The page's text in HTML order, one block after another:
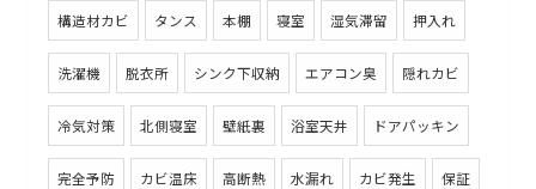
構造材カビ タンス 本棚 寝室 湿気滞留 押入れ
洗濯機 脱衣所 シンク下収納 エアコン臭 隠れカビ
冷気対策 北側寝室 壁紙裏 浴室天井 ドアパッキン
完全予防 カビ温床 高断熱 水漏れ カビ発生 保証